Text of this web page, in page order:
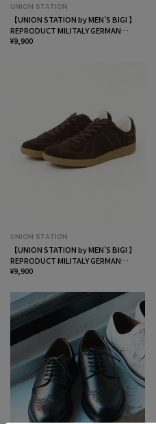
UNION STATION
【UNION STATION by MEN’S BIGI 】
REPRODUCT MILITALY GERMAN
TRAINER ジャーマントレーナー
¥9,900
UNION STATION
【UNION STATION by MEN’S BIGI 】
REPRODUCT MILITALY GERMAN
TRAINER ジャーマントレーナー
¥9,900